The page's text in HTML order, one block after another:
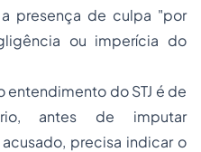
presença de culpa "por
ou imperícia do
do STJ é de
antes de imputar
precisa indicar o